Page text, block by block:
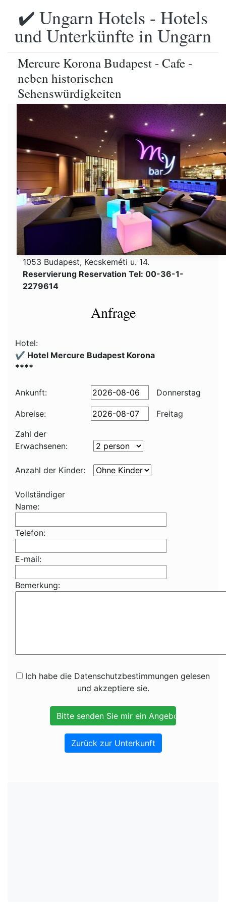
✔️ Ungarn Hotels - Hotels
und Unterkünfte in Ungarn
Mercure Korona Budapest - Cafe -
neben historischen
Sehenswürdigkeiten
1053 Budapest, Kecskeméti u. 14.
Reservierung Reservation Tel: 00-36-1-
2279614
Anfrage
Hotel:
✔️ Hotel Mercure Budapest Korona
****
Ankunft: Donnerstag
Abreise:
Freitag
Zahl der
Erwachsenen:
Anzahl der Kinder:
Vollständiger
Name:
Telefon:
E-mail:
Bemerkung:
Ich habe die Datenschutzbestimmungen gelesen
und akzeptiere sie.
Zurück zur Unterkunft